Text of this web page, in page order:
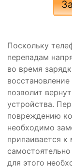
Поскольку
перепадам
во время
позволит
устройства.
повреждению
необходимо
припаивается к
для этого